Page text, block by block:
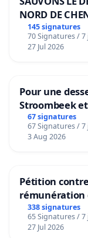
NORD DE
145 signatures
70 Signatures / 7
27 Jul 2026
Pour une
Stroombeek
bediening
Voor
67 signatures
67 Signatures / 7
3 Aug 2026
Pétition
rémunération
granum basé
338 signatures
65 Signatures / 7
27 Jul 2026